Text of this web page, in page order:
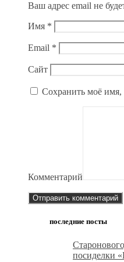
Ваш адрес email не
Имя *
Email *
Сайт
Сохранить моё имя,
Комментарий
последние посты
посиделки